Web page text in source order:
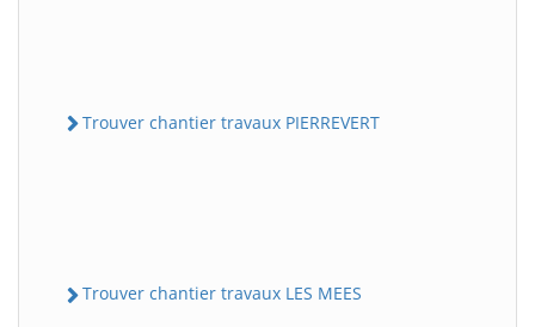
Trouver chantier travaux PIERREVERT
Trouver chantier travaux LES MEES